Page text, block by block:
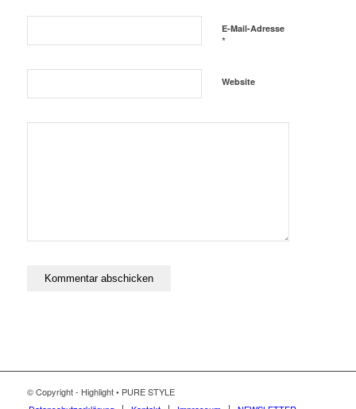
E-Mail-Adresse
*
Website
© Copyright - Highlight • PURE STYLE